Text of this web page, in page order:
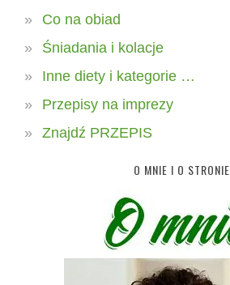
Co na obiad
Śniadania i kolacje
Inne diety i kategorie …
Przepisy na imprezy
Znajdź PRZEPIS
O MNIE I O STRONIE